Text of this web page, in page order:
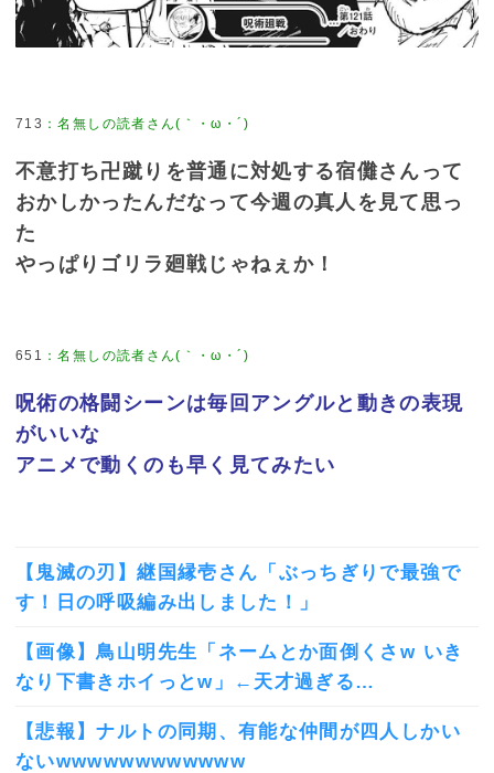
713 ：名無しの読者さん(｀・ω・´)
不意打ち卍蹴りを普通に対処する宿儺さんって
おかしかったんだなって今週の真人を見て思っ
た
やっぱりゴリラ廻戦じゃねぇか！
651 ：名無しの読者さん(｀・ω・´)
呪術の格闘シーンは毎回アングルと動きの表現
がいいな
アニメで動くのも早く見てみたい
【鬼滅の刃】継国縁壱さん「ぶっちぎりで最強で
す！日の呼吸編み出しました！」
【画像】鳥山明先生「ネームとか面倒くさw いき
なり下書きホイっとw」←天才過ぎる…
【悲報】ナルトの同期、有能な仲間が四人しかい
ないwwwwwwwwwwww